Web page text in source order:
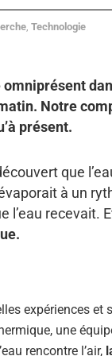
Technologie
omniprésent
Notre
présent.
que
à un
l’eau recevait.
expériences
une
rencontre l’air,